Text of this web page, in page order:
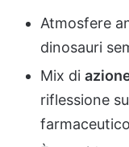
Atmosfere
dinosauri
Mix di
riflessione